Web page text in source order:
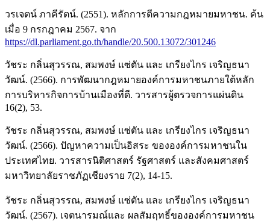
วรเจตน์ ภาคีรัตน์. (2551). หลักการตีความกฎหมายมหาชน. ค้น
เมื่อ 9 กรกฎาคม 2567. จาก
https://dl.parliament.go.th/handle/20.500.13072/301246
วัชระ กลิ่นสุวรรณ, สมพงษ์ แซ่ตัน และ เกรียงไกร เจริญธนา
วัฒน์. (2566). การพัฒนากฎหมายองค์การมหาชนภายใต้หลัก
การบริหารกิจการบ้านเมืองที่ดี. วารสารผู้ตรวจการแผ่นดิน
16(2), 53.
วัชระ กลิ่นสุวรรณ, สมพงษ์ แซ่ตัน และ เกรียงไกร เจริญธนา
วัฒน์. (2566). ปัญหาความเป็นอิสระ ขององค์การมหาชนใน
ประเทศไทย. วารสารนิติศาสตร์ รัฐศาสตร์ และสังคมศาสตร์
มหาวิทยาลัยราชภัฏเชียงราย 7(2), 14-15.
วัชระ กลิ่นสุวรรณ, สมพงษ์ แซ่ตัน และ เกรียงไกร เจริญธนา
วัฒน์. (2567). เจตนารมณ์และ ผลสัมฤทธิ์ขององค์การมหาชน